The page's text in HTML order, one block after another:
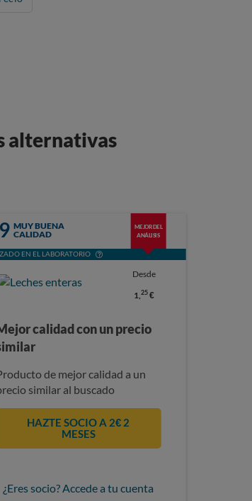
alternativas
MUY BUENA
CALIDAD
MEJOR DEL
ANÁLISIS
EN EL LABORATORIO
Desde
1,25€
calidad con un precio
de mejor calidad a un
similar al buscado
HAZTE SOCIO A 2€ 2
MESES
¿Eres socio? Accede a tu cuenta